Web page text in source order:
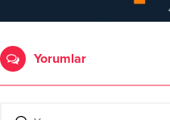
Yorumlar